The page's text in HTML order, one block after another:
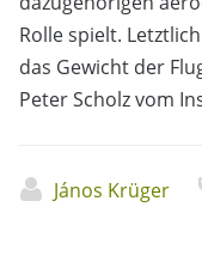
Rolle spielt.
das Gewicht der
Peter Scholz vom
János Krüger